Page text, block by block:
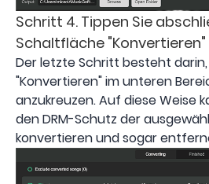
Schritt 4. Tippen Sie
Schaltfläche
Der letzte Schritt besteht
"Konvertieren" im unteren
anzukreuzen. Auf diese Weise
den DRM-Schutz der
konvertieren und sogar